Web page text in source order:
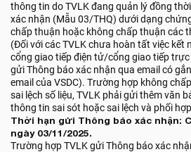
thông tin do TVLK đang quản lý đồng
xác nhận (Mẫu 03/THQ) dưới dạng
chấp thuận hoặc không chấp thuận các
(Đối với các TVLK chưa hoàn tất việc kết
cổng giao tiếp điện tử/cổng giao tiếp trực
gửi Thông báo xác nhận qua email có
email của VSDC). Trường hợp không
sai lệch số liệu, TVLK phải gửi thêm văn
thông tin sai sót hoặc sai lệch và phối
Thời hạn gửi Thông báo xác nhận:
ngày 03/11/2025.
Trường hợp TVLK gửi Thông báo xác